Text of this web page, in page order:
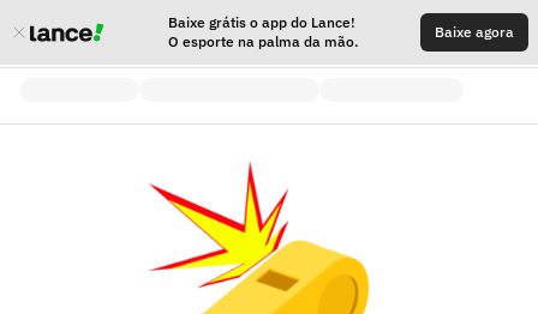
Baixe grátis o app do Lance!
O esporte na palma da mão.
Baixe agora